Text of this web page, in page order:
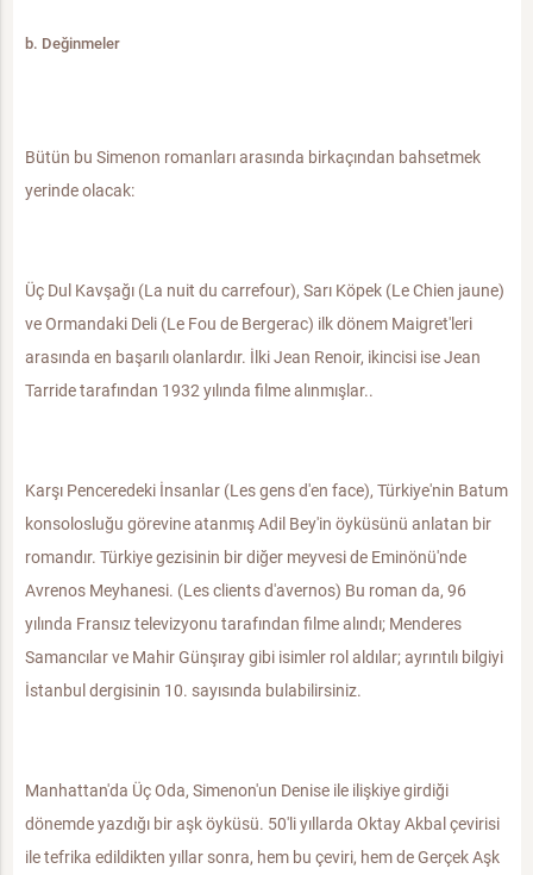
b. Değinmeler
Bütün bu Simenon romanları arasında birkaçından bahsetmek
yerinde olacak:
Üç Dul Kavşağı (La nuit du carrefour), Sarı Köpek (Le Chien jaune)
ve Ormandaki Deli (Le Fou de Bergerac) ilk dönem Maigret'leri
arasında en başarılı olanlardır. İlki Jean Renoir, ikincisi ise Jean
Tarride tarafından 1932 yılında filme alınmışlar..
Karşı Penceredeki İnsanlar (Les gens d'en face), Türkiye'nin Batum
konsolosluğu görevine atanmış Adil Bey'in öyküsünü anlatan bir
romandır. Türkiye gezisinin bir diğer meyvesi de Eminönü'nde
Avrenos Meyhanesi. (Les clients d'avernos) Bu roman da, 96
yılında Fransız televizyonu tarafından filme alındı; Menderes
Samancılar ve Mahir Günşıray gibi isimler rol aldılar; ayrıntılı bilgiyi
İstanbul dergisinin 10. sayısında bulabilirsiniz.
Manhattan'da Üç Oda, Simenon'un Denise ile ilişkiye girdiği
dönemde yazdığı bir aşk öyküsü. 50'li yıllarda Oktay Akbal çevirisi
ile tefrika edildikten yıllar sonra, hem bu çeviri, hem de Gerçek Aşk